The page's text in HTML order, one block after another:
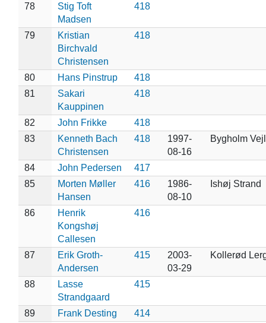
78
Stig Toft
Madsen
418
79
Kristian
Birchvald
Christensen
418
80 Hans Pinstrup
418
81
Sakari
Kauppinen
418
82 John Frikke
418
83
Kenneth Bach
Christensen
418
1997-
08-16
Bygholm
84 John Pedersen
417
85
Morten Møller
Hansen
416
1986-
08-10
Ishøj Strand
86
Henrik
Kongshøj
Callesen
416
87
Erik Groth-
Andersen
415
2003-
03-29
Kollerød
88
Lasse
Strandgaard
415
89 Frank Desting
414